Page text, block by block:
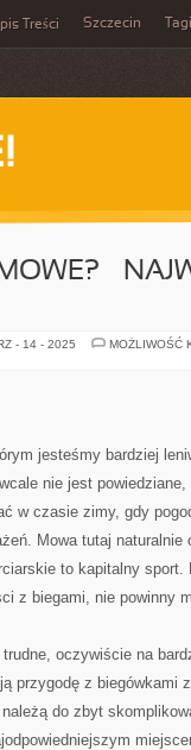
Treści Szczecin Tagi
–
- 14 - 2025
MOŻLIWOŚĆ
jesteśmy bardziej
nie jest
w czasie zimy, gdy
Mowa tutaj
to kapitalny sport.
z biegami, nie powinny
oczywiście na
przygodę z biegówkami
do zbyt